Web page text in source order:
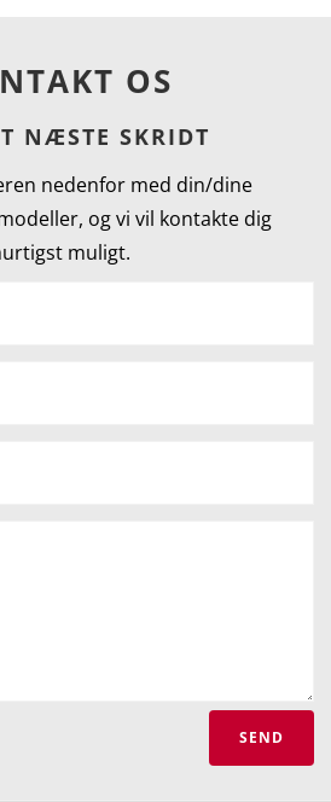
OS
NÆSTE SKRIDT
nedenfor med din/dine
og vi vil kontakte dig
muligt.
SEND